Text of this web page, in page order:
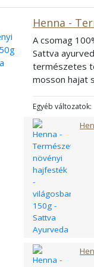
Henna -
A csomag
Sattva
természetes
mosson hajat
a keveréket
részre,
hőmérséklet
Összetétel:
csomag
állatokon.
Egyéb változatok: